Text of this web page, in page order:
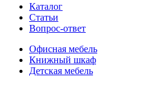
Каталог
Статьи
Вопрос-ответ
Офисная мебель
Книжный шкаф
Детская мебель